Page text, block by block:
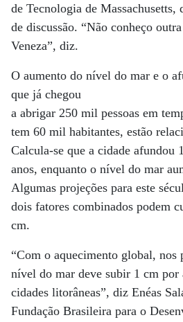
de Tecnologia de Massachusetts,
de discussão. “Não conheço
Veneza”, diz.
O aumento do nível do mar e o
que já chegou
a abrigar 250 mil pessoas em
tem 60 mil habitantes, estão
Calcula-se que a cidade afundou
anos, enquanto o nível do mar
Algumas projeções para este
dois fatores combinados podem
cm.
“Com o aquecimento global, nos
nível do mar deve subir 1 cm
cidades litorâneas”, diz Enéas
Fundação Brasileira para o